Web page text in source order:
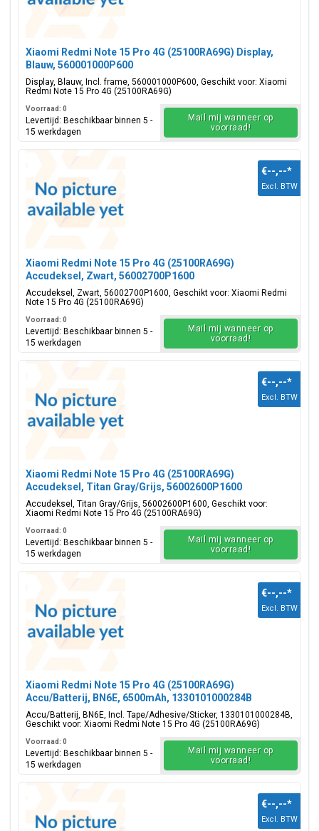
Xiaomi Redmi Note 15 Pro 4G (25100RA69G) Display,
Blauw, 560001000P600
Display, Blauw, Incl. frame, 560001000P600, Geschikt voor: Xiaomi
Redmi Note 15 Pro 4G (25100RA69G)
Voorraad: 0
Levertijd: Beschikbaar binnen 5 -
15 werkdagen
Mail mij wanneer op
voorraad!
Xiaomi Redmi Note 15 Pro 4G (25100RA69G)
Accudeksel, Zwart, 56002700P1600
Accudeksel, Zwart, 56002700P1600, Geschikt voor: Xiaomi Redmi
Note 15 Pro 4G (25100RA69G)
€--,--*
Excl. BTW
Voorraad: 0
Levertijd: Beschikbaar binnen 5 -
15 werkdagen
Mail mij wanneer op
voorraad!
Xiaomi Redmi Note 15 Pro 4G (25100RA69G)
Accudeksel, Titan Gray/Grijs, 56002600P1600
Accudeksel, Titan Gray/Grijs, 56002600P1600, Geschikt voor:
Xiaomi Redmi Note 15 Pro 4G (25100RA69G)
€--,--*
Excl. BTW
Voorraad: 0
Levertijd: Beschikbaar binnen 5 -
15 werkdagen
Mail mij wanneer op
voorraad!
Xiaomi Redmi Note 15 Pro 4G (25100RA69G)
Accu/Batterij, BN6E, 6500mAh, 1330101000284B
Accu/Batterij, BN6E, Incl. Tape/Adhesive/Sticker, 1330101000284B,
Geschikt voor: Xiaomi Redmi Note 15 Pro 4G (25100RA69G)
€--,--*
Excl. BTW
Voorraad: 0
Levertijd: Beschikbaar binnen 5 -
15 werkdagen
Mail mij wanneer op
voorraad!
€--,--*
Excl. BTW